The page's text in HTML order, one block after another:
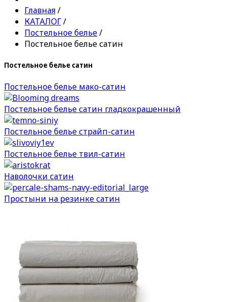
Главная/
КАТАЛОГ/
Постельное белье/
Постельное белье сатин
Постельное белье сатин
Постельное белье мако-сатин
Постельное белье сатин гладкокрашенный
Постельное белье страйп-сатин
Постельное белье твил-сатин
Наволочки сатин
Простыни на резинке сатин